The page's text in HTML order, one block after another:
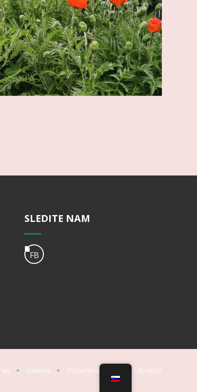
SLEDITE NAM
FB
Galerija Prijavnica Arhiv Obvestil